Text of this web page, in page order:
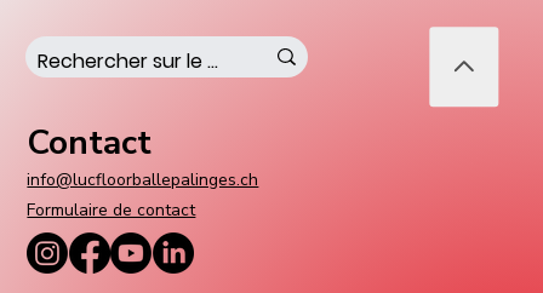
Un entraîneur suédois aux commandes
de notre première équipe
Contact
info@lucfloorballepalinges.ch
Formulaire de contact